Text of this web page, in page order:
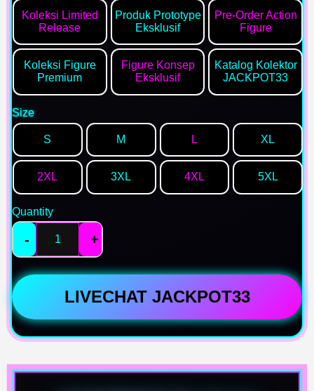
Koleksi Limited
Release
Produk Prototype
Eksklusif
Pre-Order Action
Figure
Koleksi Figure
Premium
Figure Konsep
Eksklusif
Katalog Kolektor
JACKPOT33
Size
S M L XL
2XL 3XL 4XL 5XL
Quantity
- +
LIVECHAT JACKPOT33